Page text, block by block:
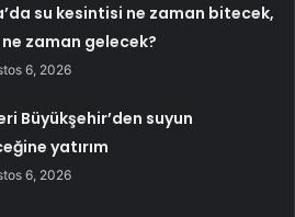
su kesintisi ne zaman bitecek,
zaman gelecek?
6, 2026
Büyükşehir’den suyun
yatırım
6, 2026